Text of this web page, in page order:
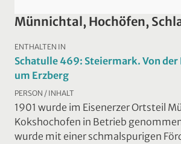
Münnichtal, Hochöfen,
ENTHALTEN IN
Schatulle 469: Steiermark. Von der
um Erzberg
PERSON / INHALT
1901 wurde im Eisenerzer Ortsteil
Kokshochofen in Betrieb
wurde mit einer schmalspurigen